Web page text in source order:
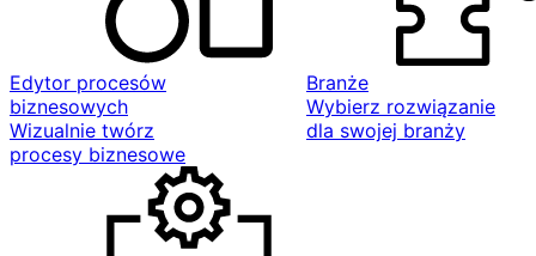
Edytor procesów
biznesowych
Wizualnie twórz
procesy biznesowe
Branże
Wybierz rozwiązanie
dla swojej branży